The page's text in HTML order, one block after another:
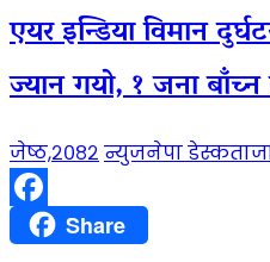
एयर इन्डिया विमान
ज्यान गयो, १ जना
जेष्ठ,२०८२ न्युजनेपा डेस्क
FacebookShare